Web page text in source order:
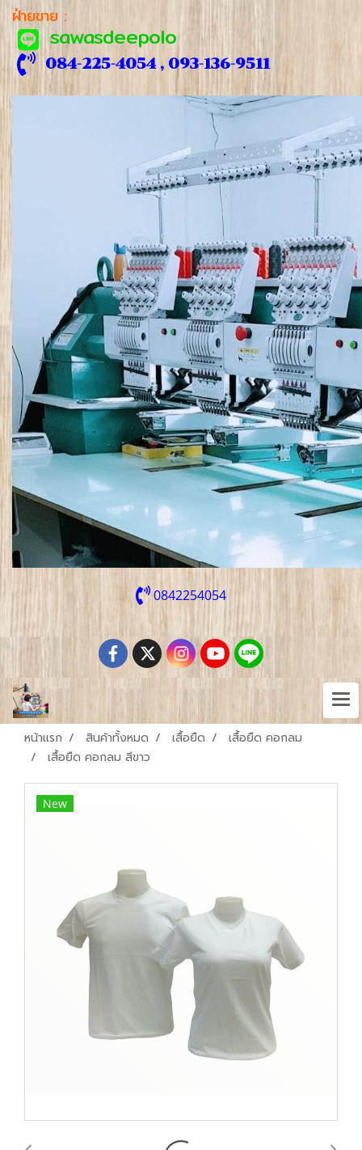
ฝ่ายขาย :
sawasdeepolo
084-225-4054 , 093-136-9511
0842254054
หน้าแรก สินค้าทั้งหมด เสื้อยืด
เสื้อยืด คอกลม
เสื้อยืด คอกลม สีขาว
New